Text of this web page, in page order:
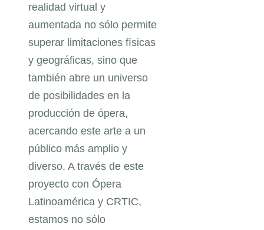
realidad virtual y
aumentada no sólo permite
superar limitaciones físicas
y geográficas, sino que
también abre un universo
de posibilidades en la
producción de ópera,
acercando este arte a un
público más amplio y
diverso. A través de este
proyecto con Ópera
Latinoamérica y CRTIC,
estamos no sólo